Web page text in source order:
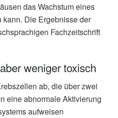
das Wachstum eines
Die Ergebnisse der
Fachzeitschrift
weniger toxisch
ab, die über zwei
eine abnormale Aktivierung
aufweisen